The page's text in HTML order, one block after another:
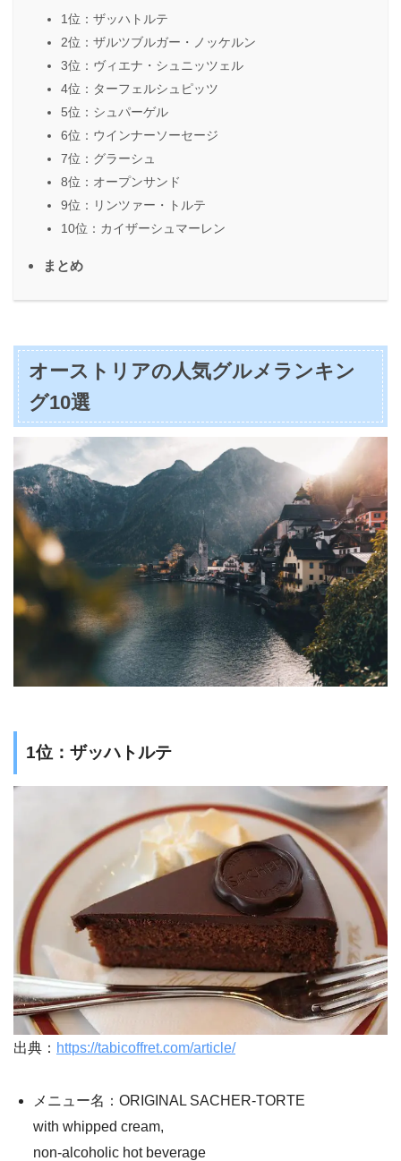
1位：ザッハトルテ
2位：ザルツブルガー・ノッケルン
3位：ヴィエナ・シュニッツェル
4位：ターフェルシュピッツ
5位：シュパーゲル
6位：ウインナーソーセージ
7位：グラーシュ
8位：オープンサンド
9位：リンツァー・トルテ
10位：カイザーシュマーレン
まとめ
オーストリアの人気グルメランキン
グ10選
1位：ザッハトルテ
出典： https://tabicoffret.com/article/
メニュー名：ORIGINAL SACHER-TORTE
with whipped cream,
non-alcoholic hot beverage